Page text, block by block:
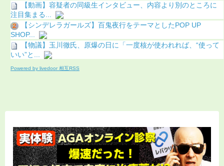
【動画】容疑者の同級生インタビュー、内容より別のところに
注目集まる...
【シンデレラガールズ】百鬼夜行をテーマとしたPOP UP
SHOP...
【物議】玉川徹氏、原爆の日に「一度核が使われれば、“使って
いい”と...
Powered by livedoor 相互RSS